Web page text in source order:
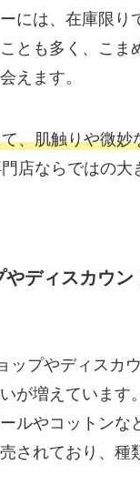
には、在庫限り
とも多く、こま
えます。
、肌触りや微妙
店ならではの大
ディスカウン
ップやディスカ
が増えています
ルやコットンな
されており、種